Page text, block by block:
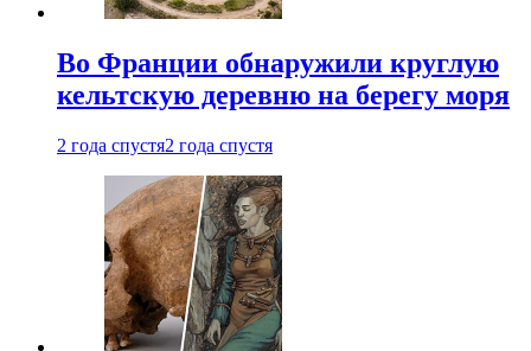
Во Франции обнаружили круглую
кельтскую деревню на берегу моря
2 года спустя2 года спустя